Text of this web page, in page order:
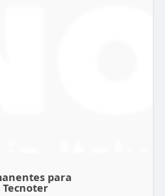
para